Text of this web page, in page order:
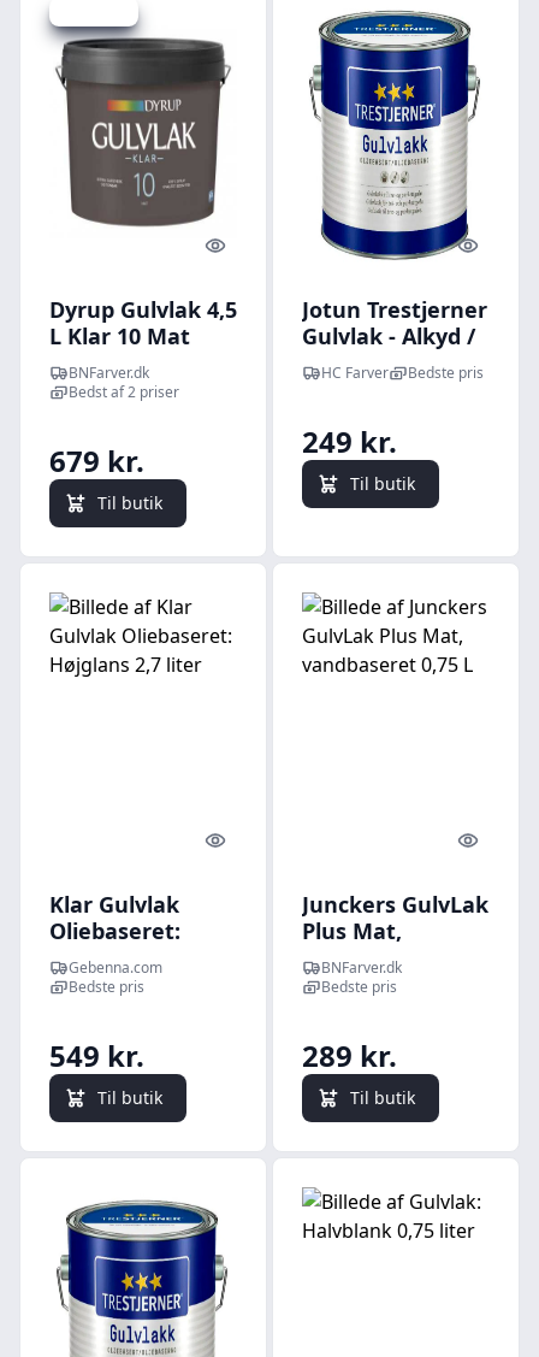
Quick look
Dyrup Gulvlak 4,5
L Klar 10 Mat
BNFarver.dk
Bedst af 2 priser
679 kr.
Til butik
Quick
Jotun Trestjerner
Gulvlak - Alkyd /
Oliebaseret -
Silkemat
HC Farver Bedste pris
249 kr.
Til butik
Quick look
Klar Gulvlak
Oliebaseret:
Højglans 2,7 liter
Gebenna.com
Bedste pris
549 kr.
Til butik
Quick
Junckers GulvLak
Plus Mat,
vandbaseret 0,75
L
BNFarver.dk
Bedste pris
289 kr.
Til butik